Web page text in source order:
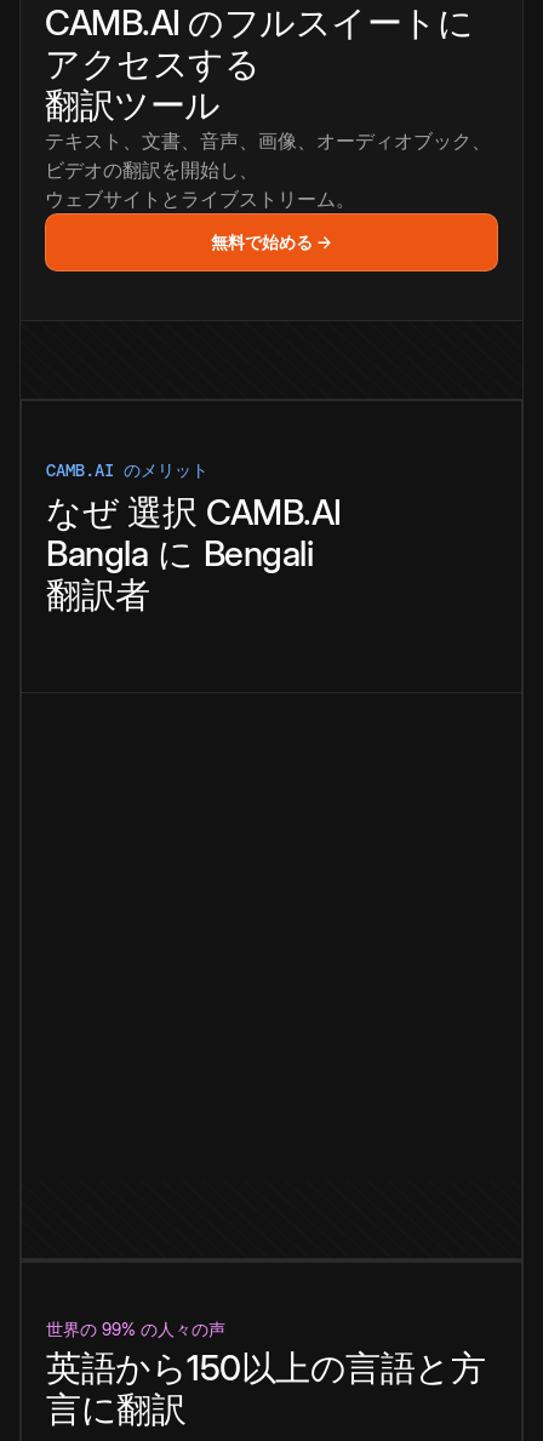
CAMB.AI のフルスイートに
アクセスする
翻訳ツール
テキスト、文書、音声、画像、オーディオブック、
ビデオの翻訳を開始し、
ウェブサイトとライブストリーム。
無料で始める →
CAMB.AI のメリット
なぜ 選択 CAMB.AI
Bangla に Bengali
翻訳者
世界の 99% の人々の声
英語から150以上の言語と方
言に翻訳